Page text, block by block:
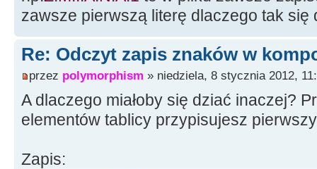
}
//
-----------------------------
__fastcall TForm1 ::
*Sender
zawsze pierwszą literę dlaczego tak
Re: Odczyt zapis znaków w
przez polymorphism » niedziela, 8 stycznia 2012,
A dlaczego miałoby się dziać inaczej?
elementów tablicy przypisujesz
Zapis: